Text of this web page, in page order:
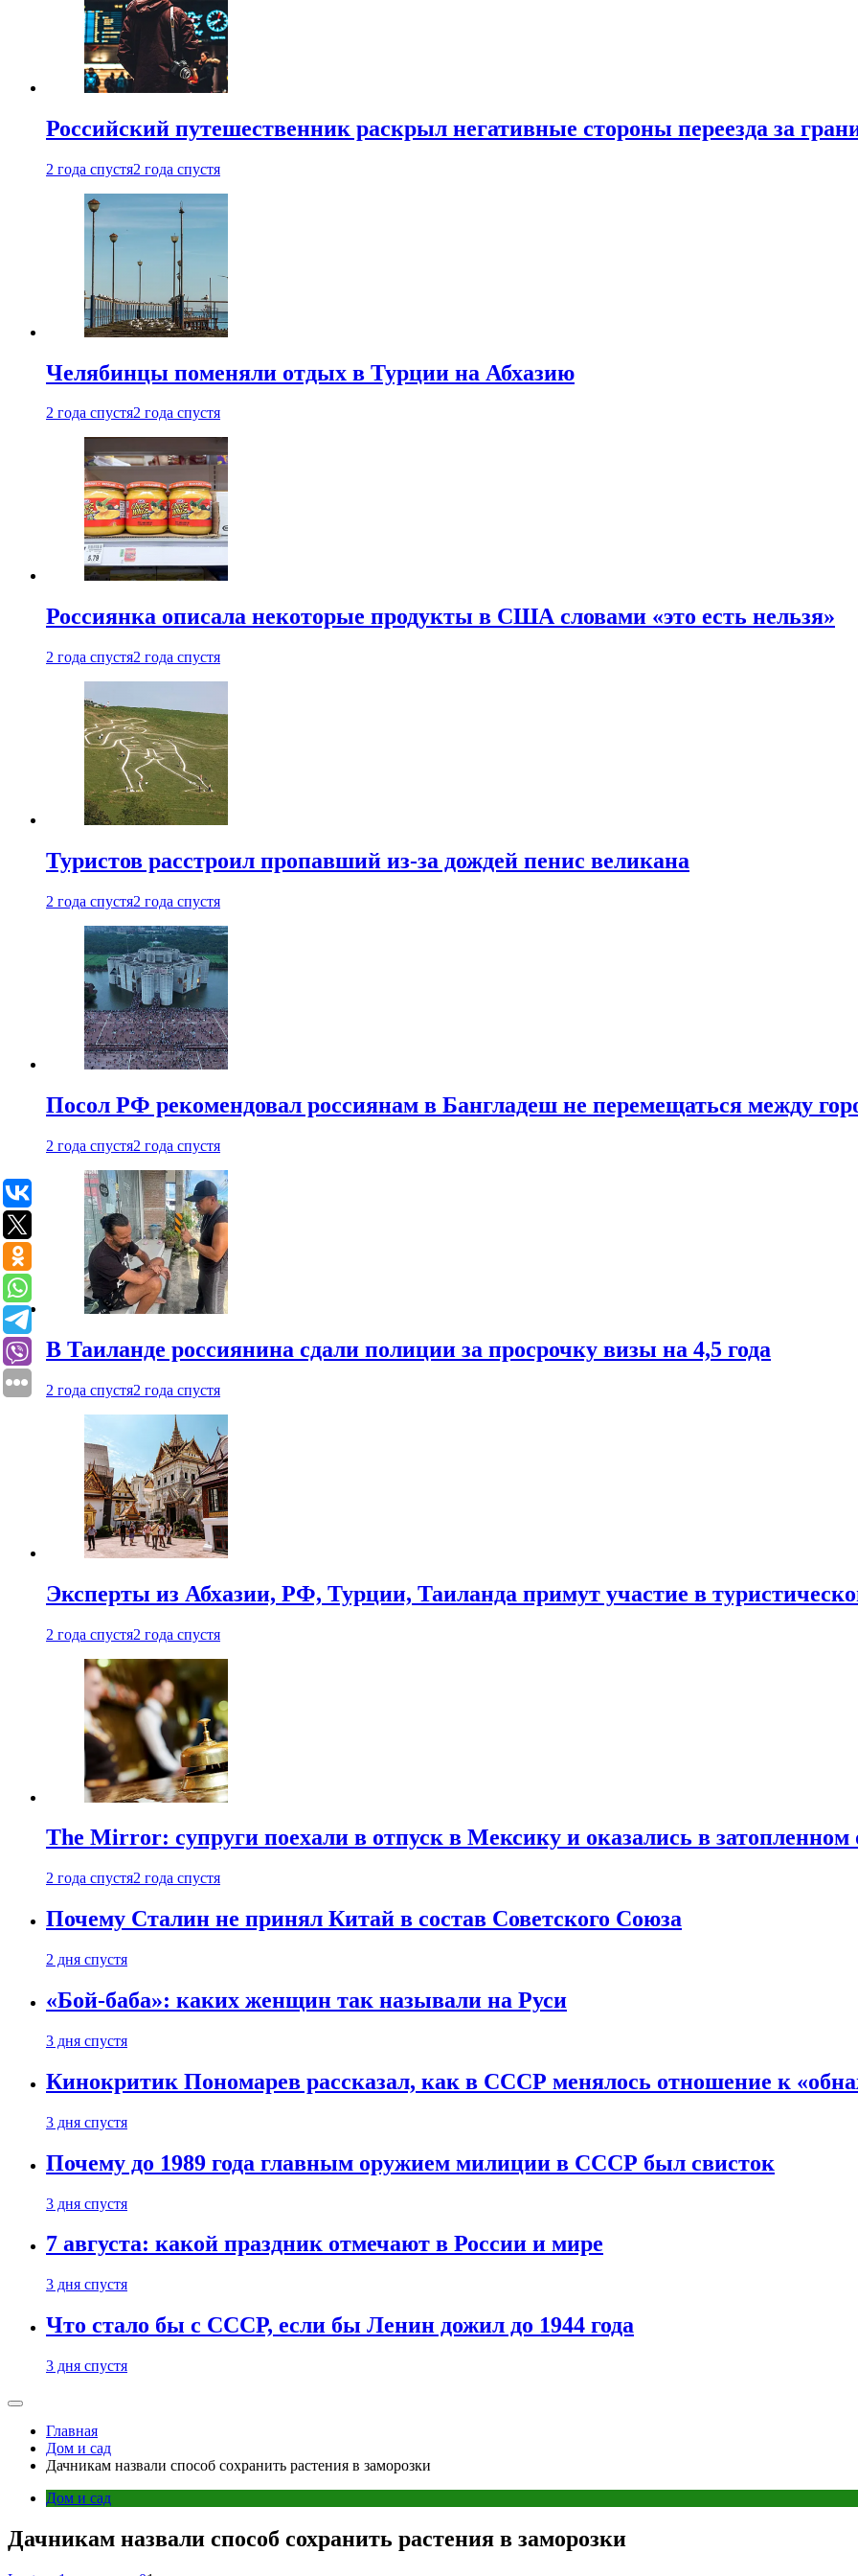
Российский путешественник раскрыл негативные стороны переезда за
2 года спустя2 года спустя
Челябинцы поменяли отдых в Турции на Абхазию
2 года спустя2 года спустя
Россиянка описала некоторые продукты в США словами «это есть нельзя»
2 года спустя2 года спустя
Туристов расстроил пропавший из-за дождей пенис великана
2 года спустя2 года спустя
Посол РФ рекомендовал россиянам в Бангладеш не перемещаться между
2 года спустя2 года спустя
В Таиланде россиянина сдали полиции за просрочку визы на 4,5 года
2 года спустя2 года спустя
Эксперты из Абхазии, РФ, Турции, Таиланда примут участие в
2 года спустя2 года спустя
The Mirror: супруги поехали в отпуск в Мексику и оказались в затопленном
2 года спустя2 года спустя
Почему Сталин не принял Китай в состав Советского Союза
2 дня спустя
«Бой-баба»: каких женщин так называли на Руси
3 дня спустя
Кинокритик Пономарев рассказал, как в СССР менялось отношение к
3 дня спустя
Почему до 1989 года главным оружием милиции в СССР был свисток
3 дня спустя
7 августа: какой праздник отмечают в России и мире
3 дня спустя
Что стало бы с СССР, если бы Ленин дожил до 1944 года
3 дня спустя
Главная
Дом и сад
Дачникам назвали способ сохранить растения в заморозки
Дом и сад
Дачникам назвали способ сохранить растения в заморозки